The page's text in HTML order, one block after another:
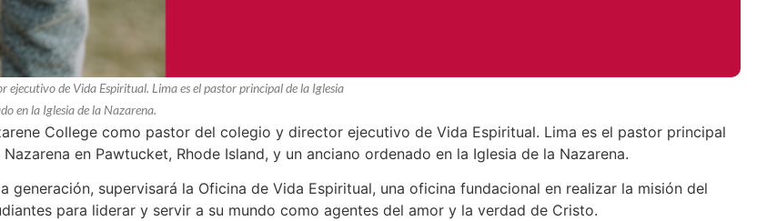
de Vida Espiritual. Lima es el pastor principal de la Iglesia
en la Iglesia de la Nazarena.
College como pastor del colegio y director ejecutivo de Vida Espiritual. Lima es el pastor principal
en Pawtucket, Rhode Island, y un anciano ordenado en la Iglesia de la Nazarena.
generación, supervisará la Oficina de Vida Espiritual, una oficina fundacional en realizar la misión del
para liderar y servir a su mundo como agentes del amor y la verdad de Cristo.